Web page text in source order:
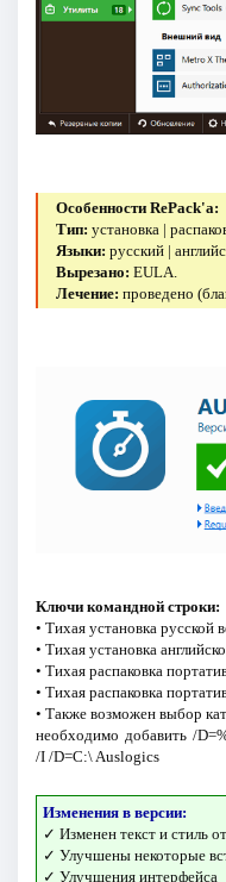
Особенности RePack'a:
Тип: установка |
Языки: русский |
Вырезано: EULA.
Лечение: проведено
Ключи командной строки:
• Тихая установка русской
• Тихая установка
• Тихая распаковка
• Тихая распаковка
• Также возможен выбор
необходимо добавить /
/I /D=C:\ Auslogics
Изменения в версии:
✓ Изменен текст и стиль
✓ Улучшены некоторые
✓ Улучшения интерфейса